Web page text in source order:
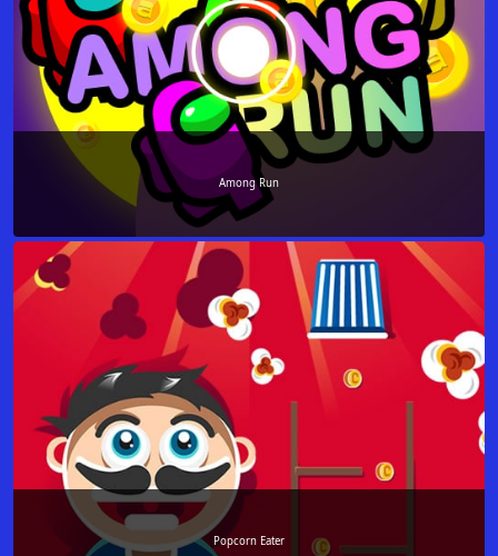
Among Run
Popcorn Eater